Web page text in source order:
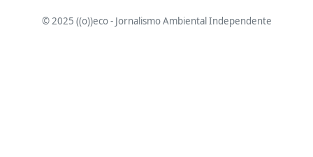
© 2025 ((o))eco - Jornalismo Ambiental Independente